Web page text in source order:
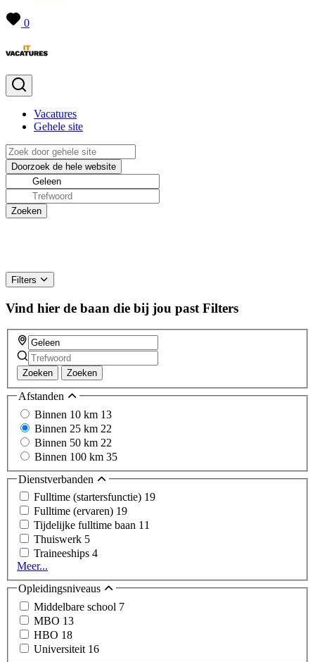
0
Vacatures
Gehele site
Filters
Vind hier de baan die bij jou past Filters
Zoeken Zoeken
Afstanden
Binnen 10 km 13
Binnen 25 km 22
Binnen 50 km 22
Binnen 100 km 35
Dienstverbanden
Fulltime (startersfunctie) 19
Fulltime (ervaren) 19
Tijdelijke fulltime baan 11
Thuiswerk 5
Traineeships 4
Meer...
Opleidingsniveaus
Middelbare school 7
MBO 13
HBO 18
Universiteit 16